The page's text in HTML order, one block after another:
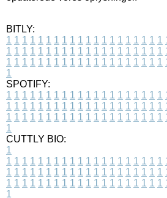
BITLY:
1 1 1 1 1 1 1 1 1 1 1 1 1 1 1 1 1 1 1 1
1 1 1 1 1 1 1 1 1 1 1 1 1 1 1 1 1 1 1 1
1 1 1 1 1 1 1 1 1 1 1 1 1 1 1 1 1 1 1 1
1
SPOTIFY:
1 1 1 1 1 1 1 1 1 1 1 1 1 1 1 1 1 1 1 1
1 1 1 1 1 1 1 1 1 1 1 1 1 1 1 1 1 1 1 1
1 1 1 1 1 1 1 1 1 1 1 1 1 1 1 1 1 1 1 1
1
CUTTLY BIO:
1
1 1 1 1 1 1 1 1 1 1 1 1 1 1 1 1 1 1 1 1
1 1 1 1 1 1 1 1 1 1 1 1 1 1 1 1 1 1 1 1
1 1 1 1 1 1 1 1 1 1 1 1 1 1 1 1 1 1 1 1
1